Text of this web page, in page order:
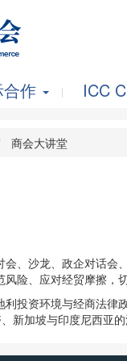
作 ICC
商会大讲堂
、沙龙、政企对话
险、应对经贸摩擦，
投资环境与经商法
新加坡与印度尼西亚的